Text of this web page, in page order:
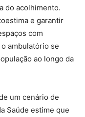
do acolhimento.
e garantir
com
ambulatório se
ao longo da
um cenário de
Saúde estime que